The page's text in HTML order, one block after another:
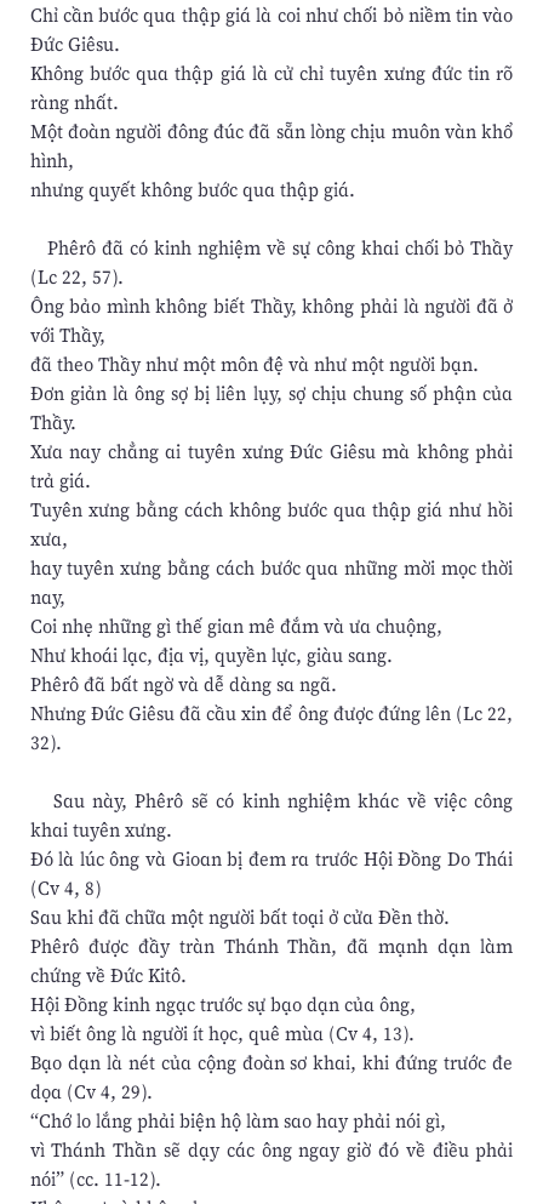
Chỉ cần bước qua thập giá là coi như chối bỏ niềm tin vào
Đức Giêsu.
Không bước qua thập giá là cử chỉ tuyên xưng đức tin rõ
ràng nhất.
Một đoàn người đông đúc đã sẵn lòng chịu muôn vàn khổ
hình,
nhưng quyết không bước qua thập giá.
Phêrô đã có kinh nghiệm về sự công khai chối bỏ Thầy
(Lc 22, 57).
Ông bảo mình không biết Thầy, không phải là người đã ở
với Thầy,
đã theo Thầy như một môn đệ và như một người bạn.
Đơn giản là ông sợ bị liên lụy, sợ chịu chung số phận của
Thầy.
Xưa nay chẳng ai tuyên xưng Đức Giêsu mà không phải
trả giá.
Tuyên xưng bằng cách không bước qua thập giá như hồi
xưa,
hay tuyên xưng bằng cách bước qua những mời mọc thời
nay,
Coi nhẹ những gì thế gian mê đắm và ưa chuộng,
Như khoái lạc, địa vị, quyền lực, giàu sang.
Phêrô đã bất ngờ và dễ dàng sa ngã.
Nhưng Đức Giêsu đã cầu xin để ông được đứng lên (Lc 22,
32).
Sau này, Phêrô sẽ có kinh nghiệm khác về việc công
khai tuyên xưng.
Đó là lúc ông và Gioan bị đem ra trước Hội Đồng Do Thái
(Cv 4, 8)
Sau khi đã chữa một người bất toại ở cửa Đền thờ.
Phêrô được đầy tràn Thánh Thần, đã mạnh dạn làm
chứng về Đức Kitô.
Hội Đồng kinh ngạc trước sự bạo dạn của ông,
vì biết ông là người ít học, quê mùa (Cv 4, 13).
Bạo dạn là nét của cộng đoàn sơ khai, khi đứng trước đe
dọa (Cv 4, 29).
“Chớ lo lắng phải biện hộ làm sao hay phải nói gì,
vì Thánh Thần sẽ dạy các ông ngay giờ đó về điều phải
nói” (cc. 11-12).